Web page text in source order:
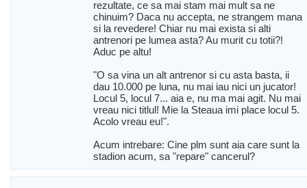
rezultate, ce sa mai stam mai mult sa ne
chinuim? Daca nu accepta, ne strangem mana
si la revedere! Chiar nu mai exista si alti
antrenori pe lumea asta? Au murit cu totii?!
Aduc pe altu!
"O sa vina un alt antrenor si cu asta basta, ii
dau 10.000 pe luna, nu mai iau nici un jucator!
Locul 5, locul 7... aia e, nu ma mai agit. Nu mai
vreau nici titlul! Mie la Steaua imi place locul 5.
Acolo vreau eu!".
Acum intrebare: Cine plm sunt aia care sunt la
stadion acum, sa "repare" cancerul?